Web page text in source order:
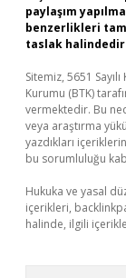
paylaşım
benzerlikleri
taslak
Sitemiz, 5651
Kurumu (BTK)
vermektedir. Bu
veya araştırma
yazdıkları
bu sorumluluğu
Hukuka ve yasal
içerikleri,
halinde, ilgili